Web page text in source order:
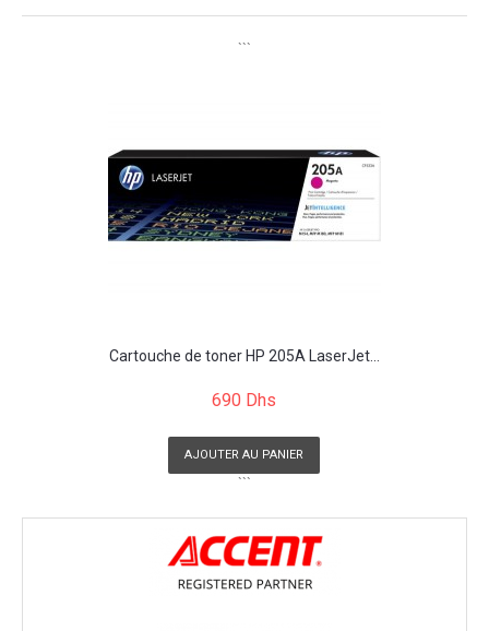
```
Cartouche de toner HP 205A LaserJet...
690 Dhs
AJOUTER AU PANIER
```